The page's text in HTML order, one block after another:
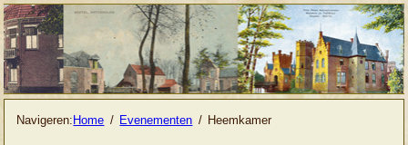
Navigeren: Home Evenementen Heemkamer